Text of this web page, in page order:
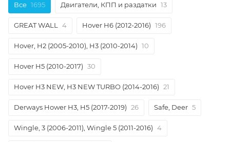
Все 1695 Двигатели, КПП и раздатки 13
GREAT WALL 4 Hover H6 (2012-2016) 196
Hover, H2 (2005-2010), H3 (2010-2014) 10
Hover H5 (2010-2017) 30
Hover H3 NEW, H3 NEW TURBO (2014-2016) 21
Derways Hower H3, H5 (2017-2019) 26 Safe, Deer 5
Wingle, 3 (2006-2011), Wingle 5 (2011-2016) 4